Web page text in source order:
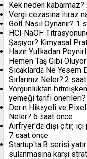
Kek neden kabarmaz?
Vergi cezasına itiraz
Golf Nasıl Oynanır? 1
HCl-NaOH
Şaşıyor? Kimyasal
Hazır Yufkadan
Hemen Taş Gibi
Sıcaklarda Ne Yesem
Sırlarınız Neler? 2
Yorgunluktan
yemeği tarifi önerileri?
Derin Hikayeli ve
Neler? 6 saat önce
Airfryer'da dışı çıtır,
7 saat önce
Startup'ta B serisi
sulanmasına karşı